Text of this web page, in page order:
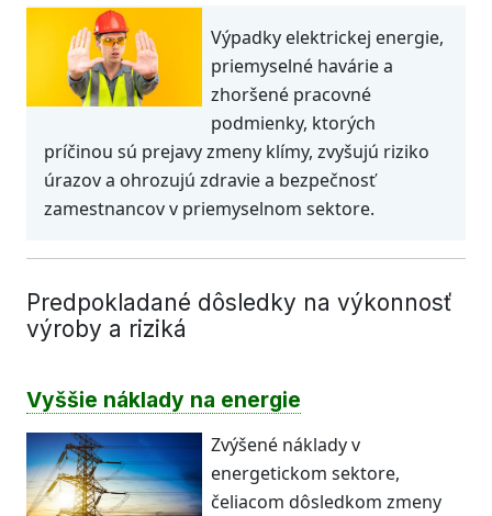
Výpadky elektrickej energie,
priemyselné havárie a
zhoršené pracovné
podmienky, ktorých
príčinou sú prejavy zmeny klímy, zvyšujú riziko
úrazov a ohrozujú zdravie a bezpečnosť
zamestnancov v priemyselnom sektore.
Predpokladané dôsledky na výkonnosť
výroby a riziká
Vyššie náklady na energie
Zvýšené náklady v
energetickom sektore,
čeliacom dôsledkom zmeny